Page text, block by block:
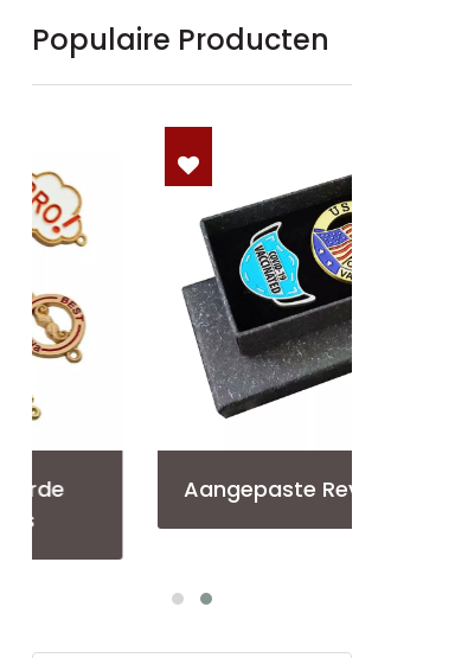
Populaire Producten
Aangepaste Reversspeld